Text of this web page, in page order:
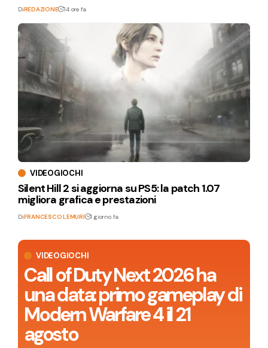
VIDEOGIOCHI
Call of Duty Next 2026 ha
una data: primo gameplay di
Modern Warfare 4 il 21
agosto
DiREDAZIONE 14 ore fa
VIDEOGIOCHI
Silent Hill 2 si aggiorna su PS5: la patch 1.07
migliora grafica e prestazioni
DiFRANCESCO LEMURI 1 giorno fa